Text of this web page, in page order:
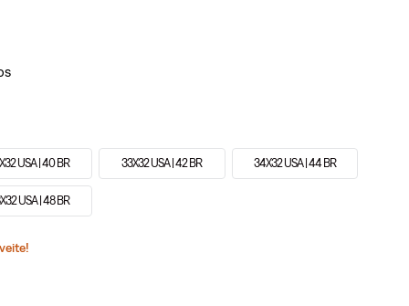
USA | 40 BR 33X32 USA | 42 BR 34X32 USA | 44 BR
USA | 48 BR